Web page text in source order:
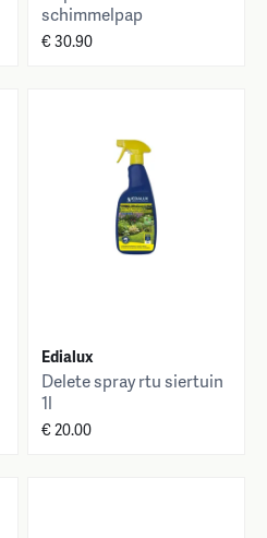
schimmelpap
€ 30.90
Edialux
Delete spray rtu siertuin
1l
€ 20.00